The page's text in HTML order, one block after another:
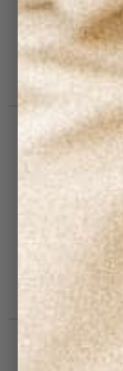
Points de
Devenir
Vos
Blog : Côtelé
Modes de
Echanges &
Politique de
Guide